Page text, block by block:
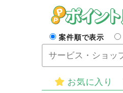
案件順で表示
お気に入り